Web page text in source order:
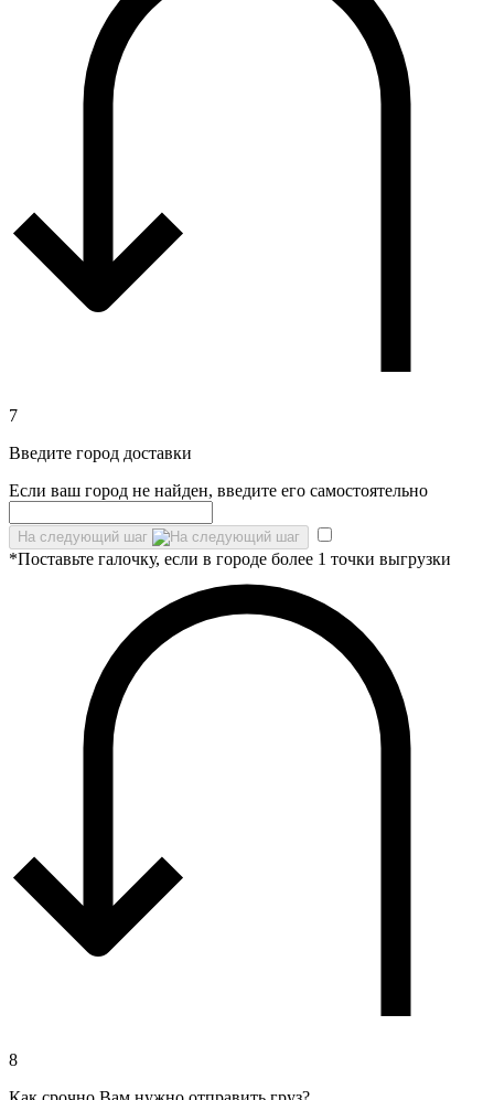
7
Введите город доставки
Если ваш город не найден, введите его самостоятельно
На следующий шаг
*Поставьте галочку, если в городе более 1 точки выгрузки
8